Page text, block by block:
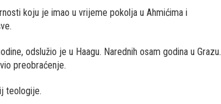
koju je imao u vrijeme pokolja u Ahmićima i
odslužio je u Haagu. Narednih osam godina u Grazu.
preobraćenje.
teologije.